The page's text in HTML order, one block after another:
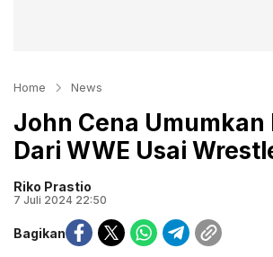
Home News
John Cena Umumkan
Dari WWE Usai
Riko Prastio
7 Juli 2024 22:50
Bagikan